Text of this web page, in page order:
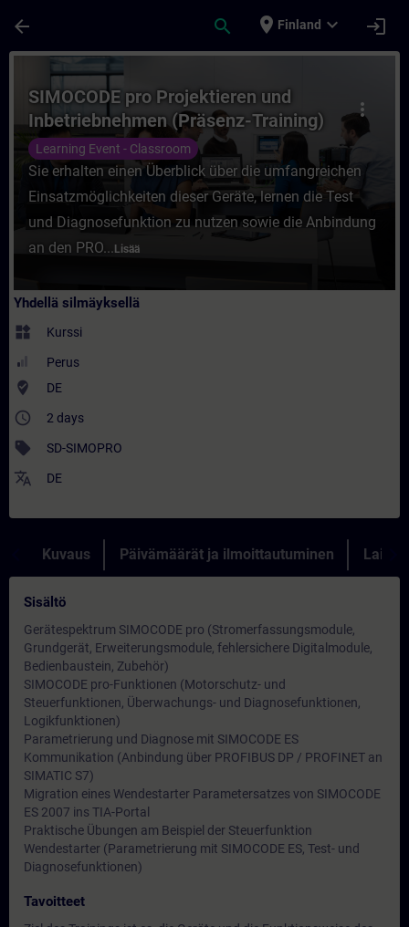
arrow_back search place Finland expand_more login
Kurssi - SIMOCODE pro Projektieren
more_vert
SIMOCODE pro Projektieren und
Inbetriebnehmen (Präsenz-Training)
Learning Event - Classroom
Sie erhalten einen Überblick über die umfangreichen
Einsatzmöglichkeiten dieser Geräte, lernen die Test
und Diagnosefunktion zu nutzen sowie die Anbindung
an den PRO... Lisää
Yhdellä silmäyksellä
widgets Kurssi
Perus
where_to_vote DE
access_time 2 days
sell SD-SIMOPRO
translate DE
Kuvaus Päivämäärät ja ilmoittautuminen
Sisältö
Gerätespektrum SIMOCODE pro (Stromerfassungsmodule,
Grundgerät, Erweiterungsmodule, fehlersichere Digitalmodule,
Bedienbaustein, Zubehör)
SIMOCODE pro-Funktionen (Motorschutz- und
Steuerfunktionen, Überwachungs- und Diagnosefunktionen,
Logikfunktionen)
Parametrierung und Diagnose mit SIMOCODE ES
Kommunikation (Anbindung über PROFIBUS DP / PROFINET an
SIMATIC S7)
Migration eines Wendestarter Parametersatzes von SIMOCODE
ES 2007 ins TIA-Portal
Praktische Übungen am Beispiel der Steuerfunktion
Wendestarter (Parametrierung mit SIMOCODE ES, Test- und
Diagnosefunktionen)
Tavoitteet